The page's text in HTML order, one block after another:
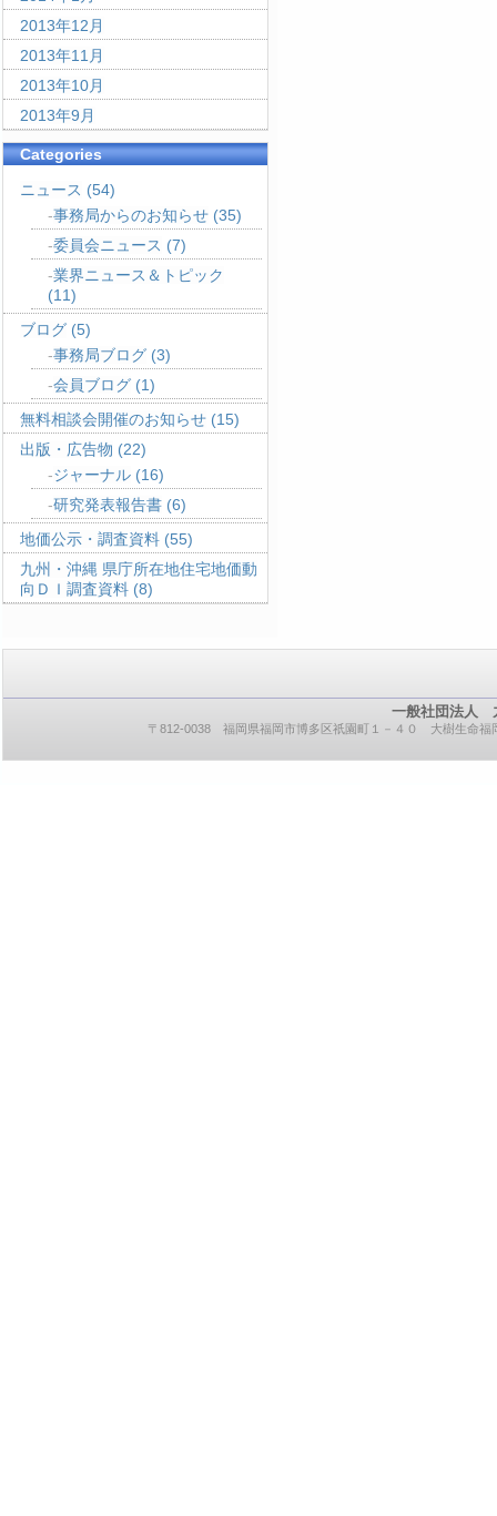
2013年12月
2013年11月
2013年10月
2013年9月
Categories
ニュース (54)
事務局からのお知らせ (35)
委員会ニュース (7)
業界ニュース＆トピック
(11)
ブログ (5)
事務局ブログ (3)
会員ブログ (1)
無料相談会開催のお知らせ (15)
出版・広告物 (22)
ジャーナル (16)
研究発表報告書 (6)
地価公示・調査資料 (55)
九州・沖縄 県庁所在地住宅地価動
向ＤＩ調査資料 (8)
一般社団法人
〒812-0038 福岡県福岡市博多区祇園町１－４０ 大樹生命